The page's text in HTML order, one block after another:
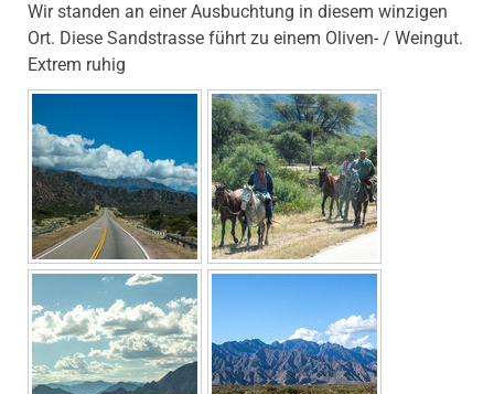
Wir standen an einer Ausbuchtung in diesem winzigen
Ort. Diese Sandstrasse führt zu einem Oliven- / Weingut.
Extrem ruhig